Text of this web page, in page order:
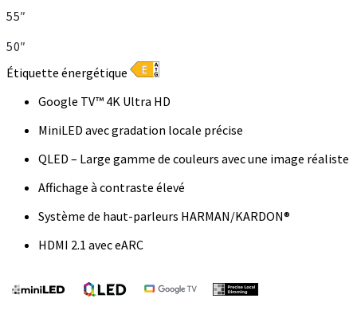
55″
50″
Étiquette énergétique
Google TV™ 4K Ultra HD
MiniLED avec gradation locale précise
QLED – Large gamme de couleurs avec une image réaliste
Affichage à contraste élevé
Système de haut-parleurs HARMAN/KARDON®
HDMI 2.1 avec eARC